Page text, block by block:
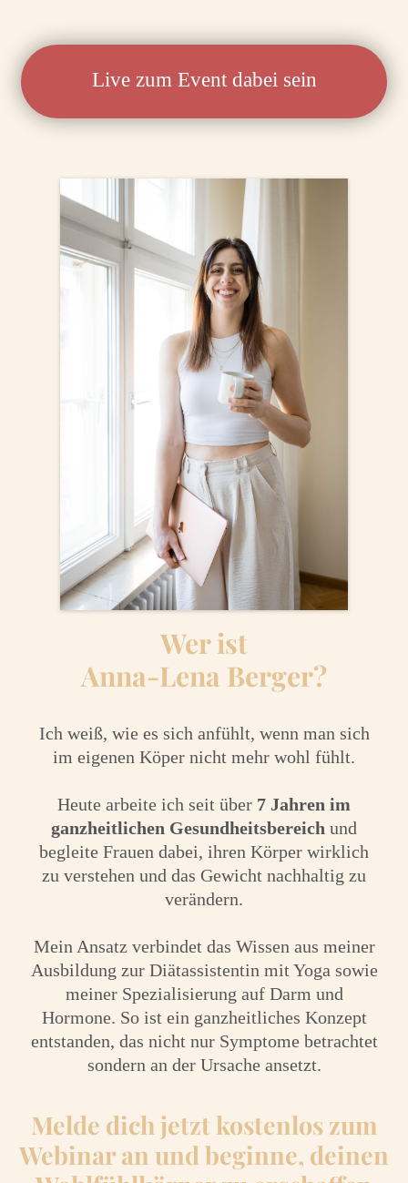
Live zum Event dabei sein
Wer ist
Anna-Lena Berger?
Ich weiß, wie es sich anfühlt, wenn man sich
im eigenen Köper nicht mehr wohl fühlt.
Heute arbeite ich seit über 7 Jahren im
ganzheitlichen Gesundheitsbereich und
begleite Frauen dabei, ihren Körper wirklich
zu verstehen und das Gewicht nachhaltig zu
verändern.
Mein Ansatz verbindet das Wissen aus meiner
Ausbildung zur Diätassistentin mit Yoga sowie
meiner Spezialisierung auf Darm und
Hormone. So ist ein ganzheitliches Konzept
entstanden, das nicht nur Symptome betrachtet
sondern an der Ursache ansetzt.
Melde dich jetzt kostenlos zum
Webinar an und beginne, deinen